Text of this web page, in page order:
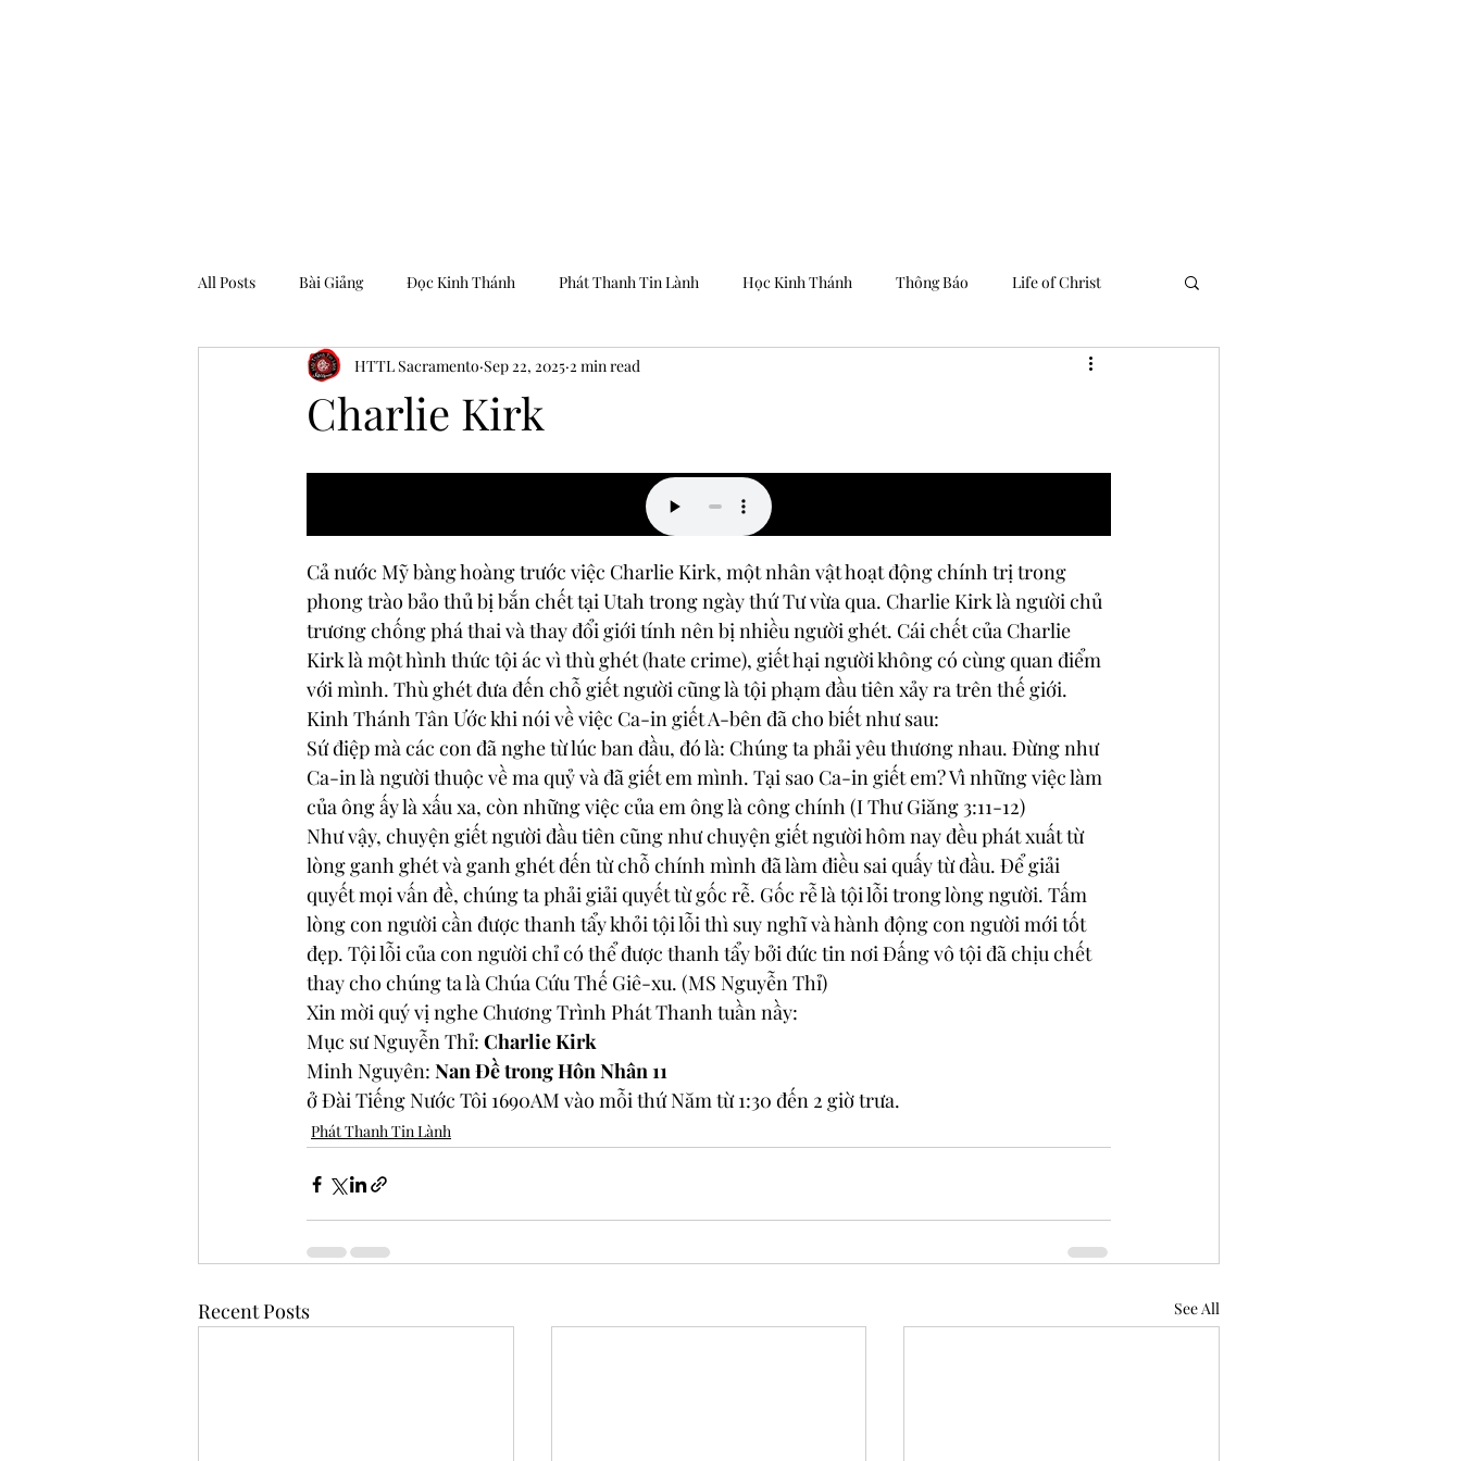
All Posts Bài Giảng Đọc Kinh Thánh Phát Thanh Tin Lành Học Kinh Thánh Thông Báo Life of Christ
Charlie Kirk
HTTL Sacramento Sep 22, 2025 2 min read
Cả nước Mỹ bàng hoàng trước việc Charlie Kirk, một nhân vật hoạt động chính trị trong
phong trào bảo thủ bị bắn chết tại Utah trong ngày thứ Tư vừa qua. Charlie Kirk là người chủ
trương chống phá thai và thay đổi giới tính nên bị nhiều người ghét. Cái chết của Charlie
Kirk là một hình thức tội ác vì thù ghét (hate crime), giết hại người không có cùng quan điểm
với mình. Thù ghét đưa đến chỗ giết người cũng là tội phạm đầu tiên xảy ra trên thế giới.
Kinh Thánh Tân Ước khi nói về việc Ca-in giết A-bên đã cho biết như sau:
Sứ điệp mà các con đã nghe từ lúc ban đầu, đó là: Chúng ta phải yêu thương nhau. Đừng như
Ca-in là người thuộc về ma quỷ và đã giết em mình. Tại sao Ca-in giết em? Vì những việc làm
của ông ấy là xấu xa, còn những việc của em ông là công chính (I Thư Giăng 3:11-12)
Như vậy, chuyện giết người đầu tiên cũng như chuyện giết người hôm nay đều phát xuất từ
lòng ganh ghét và ganh ghét đến từ chỗ chính mình đã làm điều sai quấy từ đầu. Để giải
quyết mọi vấn đề, chúng ta phải giải quyết từ gốc rễ. Gốc rễ là tội lỗi trong lòng người. Tấm
lòng con người cần được thanh tẩy khỏi tội lỗi thì suy nghĩ và hành động con người mới tốt
đẹp. Tội lỗi của con người chỉ có thể được thanh tẩy bởi đức tin nơi Đấng vô tội đã chịu chết
thay cho chúng ta là Chúa Cứu Thế Giê-xu. (MS Nguyễn Thỉ)
Xin mời quý vị nghe Chương Trình Phát Thanh tuần nầy:
Mục sư Nguyễn Thỉ: Charlie Kirk
Minh Nguyên: Nan Đề trong Hôn Nhân 11
ở Đài Tiếng Nước Tôi 1690AM vào mỗi thứ Năm từ 1:30 đến 2 giờ trưa.
Phát Thanh Tin Lành
Recent Posts See All